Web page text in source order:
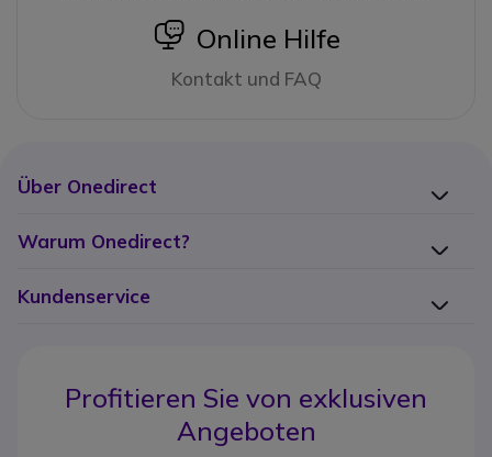
icon
Online Hilfe
Kontakt und FAQ
Über Onedirect
Warum Onedirect?
Kundenservice
Profitieren Sie von exklusiven
Angeboten